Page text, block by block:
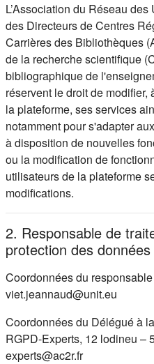
L’Association du Réseau
des Directeurs de Centres
Carrières des Bibliothèques
de la recherche scientifique
bibliographique de
réservent le droit de modifier,
la plateforme, ses services
notamment pour s'adapter
à disposition de nouvelles
ou la modification de
utilisateurs de la plateforme
modifications.
2. Responsable de
protection des données
Coordonnées du
viet.jeannaud@unit.eu
Coordonnées du Délégué à
RGPD-Experts, 12 lodineu –
experts@ac2r.fr